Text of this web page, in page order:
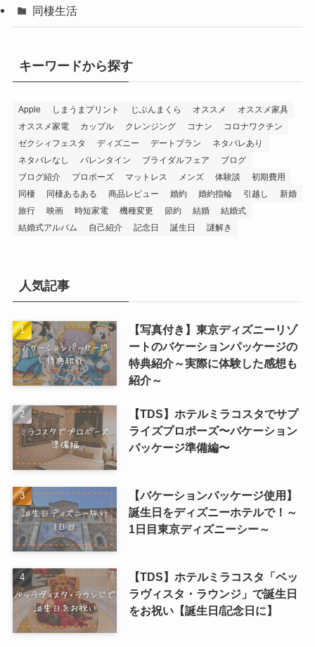
同棲生活
キーワードから探す
Apple しまうまプリント じぶんまくら オススメ
オススメ家具
オススメ家電
カップル クレンジング コナン
コロナワクチン
ゼクシィフェスタ
ディズニー デートプラン
ネタバレあり
ネタバレなし
バレンタイン ブライダルフェア
ブログ
ブログ紹介
プロポーズ マットレス メンズ 体験談
初期費用
同棲
同棲あるある 商品レビュー 婚約 婚約指輪 引越し
新婚
旅行
映画 時短家電 機種変更 節約 結婚
結婚式
結婚式アルバム
自己紹介 記念日 誕生日 謎解き
人気記事
【写真付き】東京ディズニーリゾ
ートのバケーションパッケージの
特典紹介～実際に体験した感想も
紹介～
【TDS】ホテルミラコスタでサプ
ライズプロポーズ〜バケーション
パッケージ準備編〜
【バケーションパッケージ使用】
誕生日をディズニーホテルで！～
1日目東京ディズニーシー～
【TDS】ホテルミラコスタ「ベッ
ラヴィスタ・ラウンジ」で誕生日
をお祝い【誕生日/記念日に】